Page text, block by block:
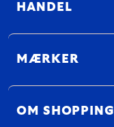
HANDEL
MÆRKER
OM SHOPPING